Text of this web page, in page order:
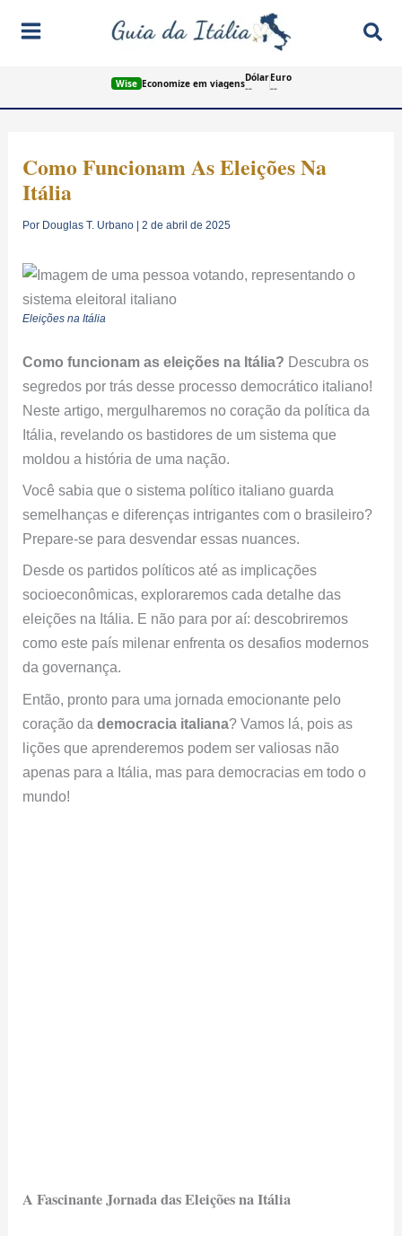
para
Wise Economize em viagensDólar
--
Euro
--
Como Funcionam As Eleições Na
Itália
Por Douglas T. Urbano |2 de abril de 2025
Eleições na Itália
Como funcionam as eleições na Itália? Descubra os
segredos por trás desse processo democrático italiano!
Neste artigo, mergulharemos no coração da política da
Itália, revelando os bastidores de um sistema que
moldou a história de uma nação.
Você sabia que o sistema político italiano guarda
semelhanças e diferenças intrigantes com o brasileiro?
Prepare-se para desvendar essas nuances.
Desde os partidos políticos até as implicações
socioeconômicas, exploraremos cada detalhe das
eleições na Itália. E não para por aí: descobriremos
como este país milenar enfrenta os desafios modernos
da governança.
Então, pronto para uma jornada emocionante pelo
coração dademocracia italiana? Vamos lá, pois as
lições que aprenderemos podem ser valiosas não
apenas para a Itália, mas para democracias em todo o
mundo!
A Fascinante Jornada das Eleições na Itália